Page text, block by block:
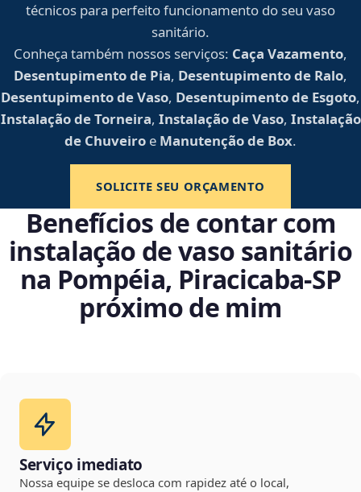
técnicos para perfeito funcionamento do seu vaso
sanitário.
Conheça também nossos serviços: Caça Vazamento,
Desentupimento de Pia, Desentupimento de Ralo,
Desentupimento de Vaso, Desentupimento de Esgoto,
Instalação de Torneira, Instalação de Vaso, Instalação
de Chuveiro e Manutenção de Box.
SOLICITE SEU ORÇAMENTO
Benefícios de contar com
instalação de vaso sanitário
na Pompéia, Piracicaba‑SP
próximo de mim
Serviço imediato
Nossa equipe se desloca com rapidez até o local,